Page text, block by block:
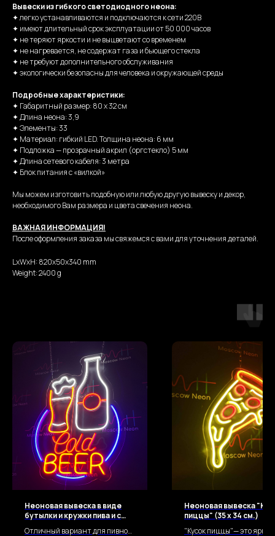
Вывески из гибкого светодиодного неона:
✦ легко устанавливаются и подключаются к сети 220В
✦ имеют длительный срок эксплуатации от 50 000 часов
✦ не теряют яркости и не выцветают со временем
✦ не нагревается, не содержат газа и бьющего стекла
✦ не требуют дополнительного обслуживания
✦ экологически безопасны для человека и окружающей среды
Подробные характеристики:
✦ Габаритный размер: 80 х 32 см
✦ Длина неона: 3,9
✦ Элементы: 33
✦ Материал: гибкий LED. Толщина неона: 6 мм
✦ Подложка — прозрачный акрил (оргстекло) 5 мм
✦ Длина сетевого кабеля: 3 метра
✦ Блок питания с «вилкой»
Мы можем изготовить подобную или любую другую вывеску и декор,
необходимого Вам размера и цвета свечения неона.
ВАЖНАЯ ИНФОРМАЦИЯ!
После оформления заказа мы свяжемся с вами для уточнения деталей.
LxWxH: 820x50x340 mm
Weight: 2400 g
Неоновая вывеска в виде
бутылки и кружки пива и с
Отличный вариант для пивного
Неоновая вывеска
пиццы" (35 х 34 см.)
"Кусок пиццы"— это яркая